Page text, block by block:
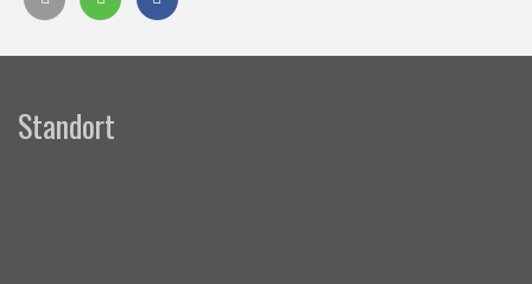
Standort